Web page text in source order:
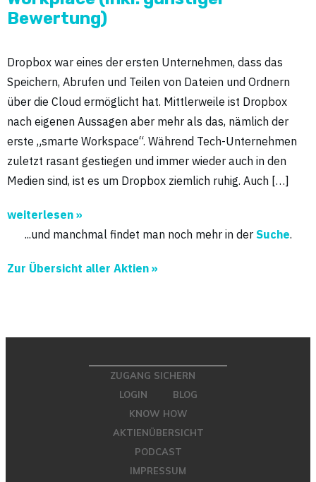
Bewertung)
Dropbox war eines der ersten Unternehmen, dass das
Speichern, Abrufen und Teilen von Dateien und Ordnern
über die Cloud ermöglicht hat. Mittlerweile ist Dropbox
nach eigenen Aussagen aber mehr als das, nämlich der
erste „smarte Workspace“. Während Tech-Unternehmen
zuletzt rasant gestiegen und immer wieder auch in den
Medien sind, ist es um Dropbox ziemlich ruhig. Auch […]
weiterlesen »
...und manchmal findet man noch mehr in der Suche.
Zur Übersicht aller Aktien »
ZUGANG SICHERN
LOGIN
BLOG
KNOW HOW
AKTIENÜBERSICHT
PODCAST
IMPRESSUM